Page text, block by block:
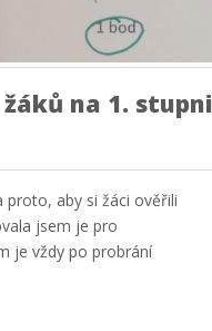
na 1. stupni
proto, aby si žáci ověřili
jsem je pro
je vždy po probrání